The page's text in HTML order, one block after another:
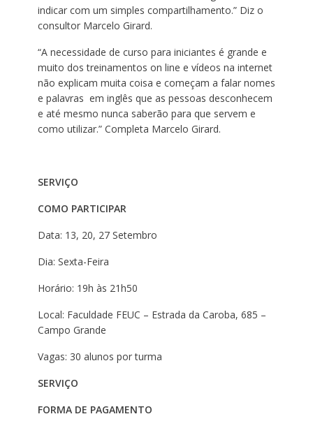
indicar com um simples compartilhamento.” Diz o
consultor Marcelo Girard.
“A necessidade de curso para iniciantes é grande e
muito dos treinamentos on line e vídeos na internet
não explicam muita coisa e começam a falar nomes
e palavras em inglês que as pessoas desconhecem
e até mesmo nunca saberão para que servem e
como utilizar.” Completa Marcelo Girard.
SERVIÇO
COMO PARTICIPAR
Data: 13, 20, 27 Setembro
Dia: Sexta-Feira
Horário: 19h às 21h50
Local: Faculdade FEUC – Estrada da Caroba, 685 –
Campo Grande
Vagas: 30 alunos por turma
SERVIÇO
FORMA DE PAGAMENTO